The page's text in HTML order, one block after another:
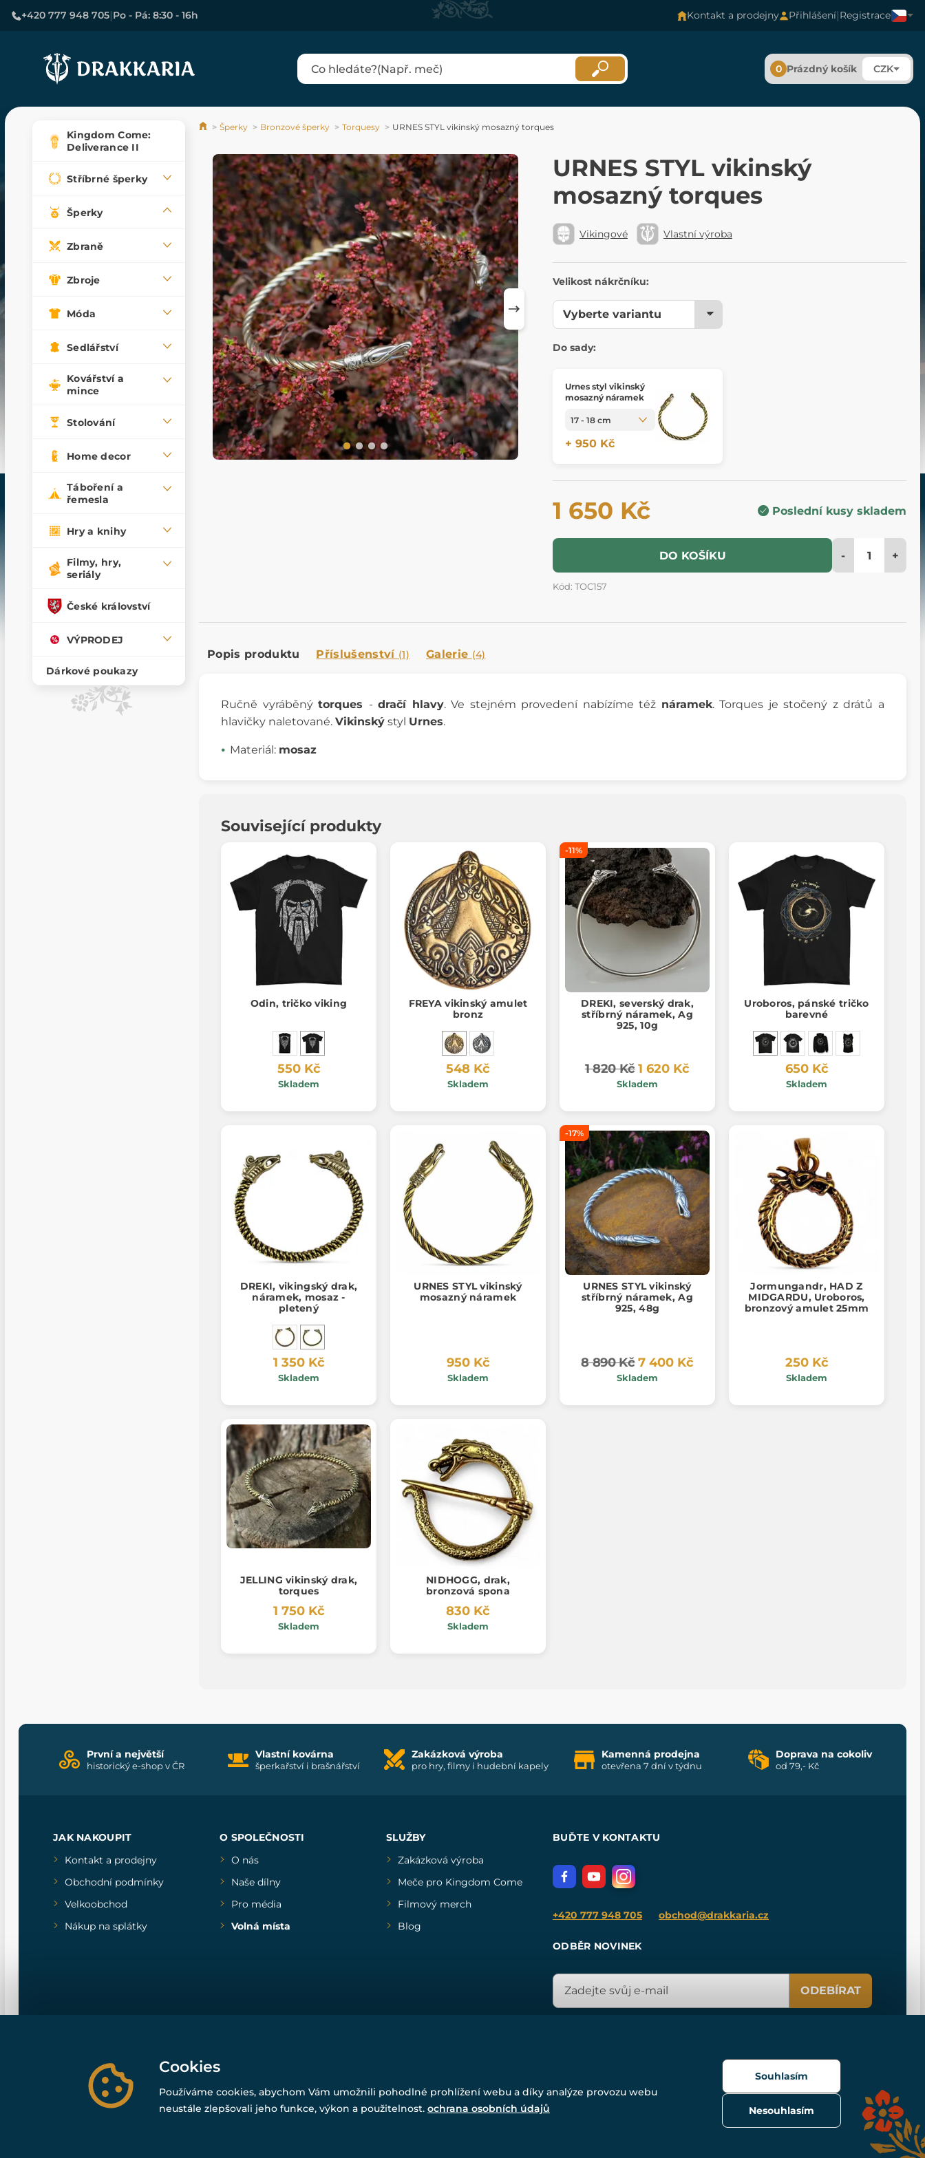
+420 777 948 705|Po - Pá: 8:30 - 16h Kontakt a prodejny Přihlášení|Registrace
0 Prázdný košík CZK
Kingdom Come:
Deliverance II
Stříbrné šperky
Šperky
Zbraně
Zbroje
Móda
Sedlářství
Kovářství a
mince
Stolování
Home decor
Táboření a
řemesla
Hry a knihy
Filmy, hry,
seriály
České království
VÝPRODEJ
Dárkové poukazy
Šperky Bronzové šperky Torquesy URNES STYL vikinský mosazný torques
URNES STYL vikinský
mosazný torques
Vikingové Vlastní výroba
Velikost nákrčníku:
Do sady:
Urnes styl vikinský
mosazný náramek
+ 950 Kč
1 650 Kč Poslední kusy skladem
DO KOŠÍKU - +
Kód: TOC157
Popis produktu Příslušenství (1) Galerie (4)
Ručně vyráběnýtorques -dračí hlavy. Ve stejném provedení nabízíme též náramek. Torques je stočený z drátů a
hlavičky naletované. Vikinský styl Urnes.
Materiál: mosaz
Související produkty
Odin, tričko viking
550 Kč
Skladem
FREYA vikinský amulet
bronz
548 Kč
Skladem
-11%
DREKI, severský drak,
stříbrný náramek, Ag
925, 10g
1 820 Kč1 620 Kč
Skladem
Uroboros, pánské tričko
barevné
650 Kč
Skladem
DREKI, vikingský drak,
náramek, mosaz -
pletený
1 350 Kč
Skladem
URNES STYL vikinský
mosazný náramek
950 Kč
Skladem
-17%
URNES STYL vikinský
stříbrný náramek, Ag
925, 48g
8 890 Kč 7 400 Kč
Skladem
Jormungandr, HAD Z
MIDGARDU, Uroboros,
bronzový amulet 25mm
250 Kč
Skladem
JELLING vikinský drak,
torques
1 750 Kč
Skladem
NIDHOGG, drak,
bronzová spona
830 Kč
Skladem
První a největší
historický e-shop v ČR
Vlastní kovárna
šperkařství i brašnářství
Zakázková výroba
pro hry, filmy i hudební kapely
Kamenná prodejna
otevřena 7 dní v týdnu
Doprava na cokoliv
od 79,- Kč
JAK NAKOUPIT
Kontakt a prodejny
Obchodní podmínky
Velkoobchod
Nákup na splátky
O SPOLEČNOSTI
O nás
Naše dílny
Pro média
Volná místa
SLUŽBY
Zakázková výroba
Meče pro Kingdom Come
Filmový merch
Blog
BUĎTE V KONTAKTU
+420 777 948 705 obchod@drakkaria.cz
ODBĚR NOVINEK
ODEBÍRAT
Powered bySimplia.cz, protected by reCAPTCHA.
Cookies
Používáme cookies, abychom Vám umožnili pohodlné prohlížení webu a díky analýze provozu webu
neustále zlepšovali jeho funkce, výkon a použitelnost. ochrana osobních údajů Nesouhlasím
Souhlasím